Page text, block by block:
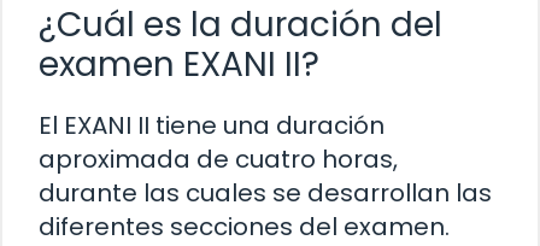
¿Cuál es la duración del
examen EXANI II?
El EXANI II tiene una duración
aproximada de cuatro horas,
durante las cuales se desarrollan las
diferentes secciones del examen.